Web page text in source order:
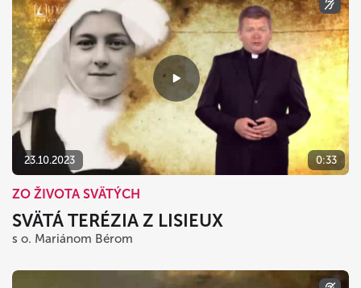
23.10.2023 0:33
ZO ŽIVOTA SVÄTÝCH
SVÄTÁ TERÉZIA Z LISIEUX
s o. Mariánom Bérom